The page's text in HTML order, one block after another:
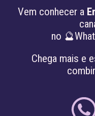
#América Latina
#justiça sócio-
Vem conhecer a
no
Chega mais e